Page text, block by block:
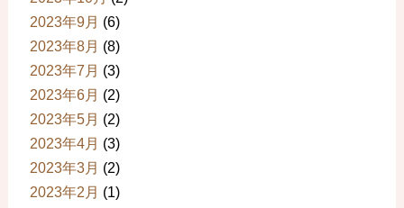
2023年9月 (6)
2023年8月 (8)
2023年7月 (3)
2023年6月 (2)
2023年5月 (2)
2023年4月 (3)
2023年3月 (2)
2023年2月 (1)